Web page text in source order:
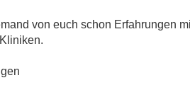
von euch schon Erfahrungen